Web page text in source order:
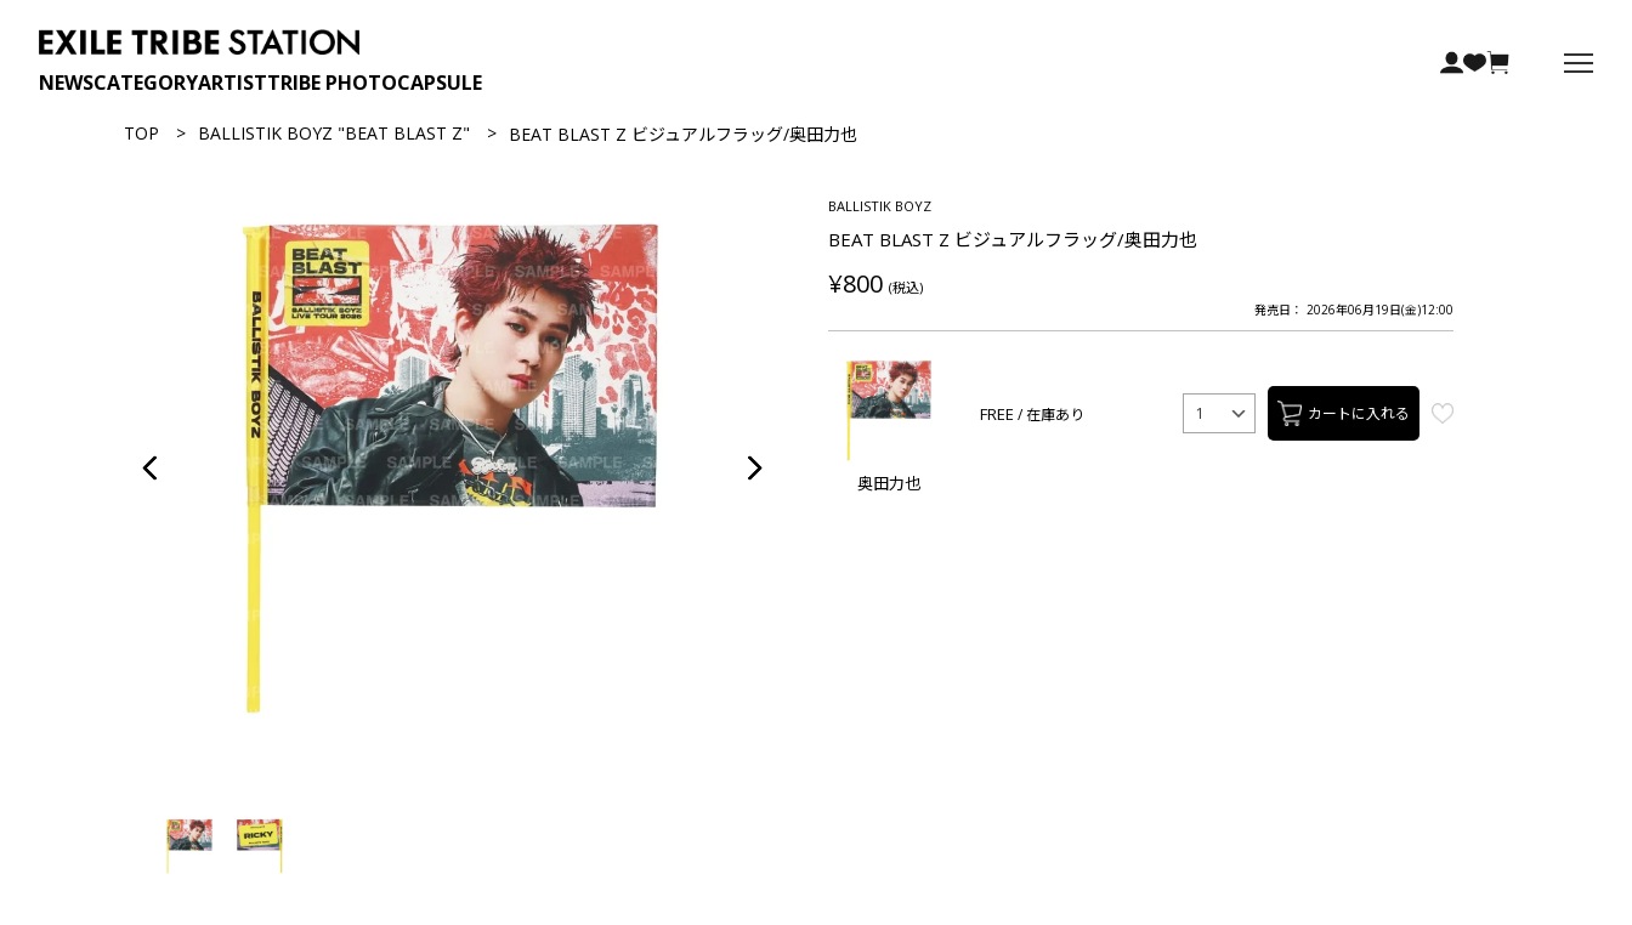
NEWSCATEGORYARTISTTRIBE PHOTOCAPSULE
TOP BALLISTIK BOYZ "BEAT BLAST Z" BEAT BLAST Z ビジュアルフラッグ/奥田力也
BALLISTIK BOYZ
BEAT BLAST Z ビジュアルフラッグ/奥田力也
¥800 (税込)
発売日： 2026年06月19日(金)12:00
奥田力也
FREE / 在庫あり 1 カートに入れる